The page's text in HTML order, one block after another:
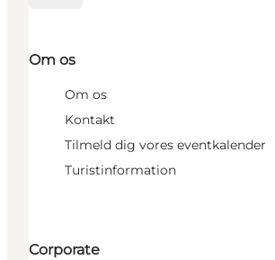
Om os
Om os
Kontakt
Tilmeld dig vores eventkalender
Turistinformation
Corporate